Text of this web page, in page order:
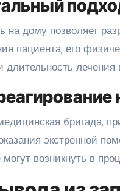
дому позволяет
пациента, его
длительность
бригада,
экстренной
возникнуть в